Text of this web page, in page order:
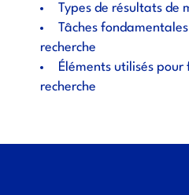
Types de résultats de
Tâches
recherche
Éléments utilisés
recherche